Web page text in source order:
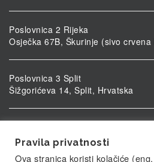
Poslovnica 2 Rijeka
Osječka 67B, Škurinje (sivo
Poslovnica 3 Split
Šižgorićeva 14, Split, Hrvatska
Ulica kardinala Alojzija Stepinca 5,
Pravila privatnosti
Ova stranica koristi kolačiće